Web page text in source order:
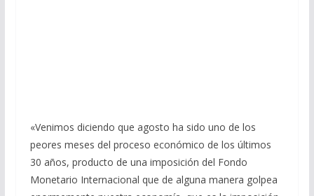
«Venimos diciendo que agosto ha sido uno de los
peores meses del proceso económico de los últimos
30 años, producto de una imposición del Fondo
Monetario Internacional que de alguna manera golpea